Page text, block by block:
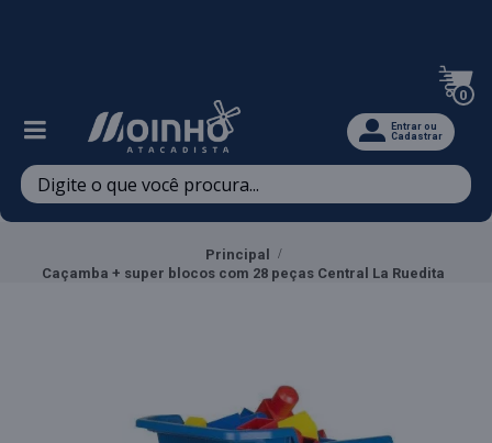
0
Entrar ou
Cadastrar
Principal
Caçamba + super blocos com 28 peças Central La Ruedita